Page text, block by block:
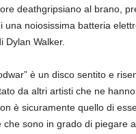
deathgripsiano al brano,
una noiosissima batteria
Dylan Walker.
è un disco sentito e
da altri artisti che ne
è sicuramente quello di
sono in grado di piegare